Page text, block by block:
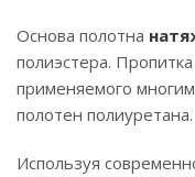
Основа полотна
полиэстера.
применяемого
полотен полиуретана.
Используя